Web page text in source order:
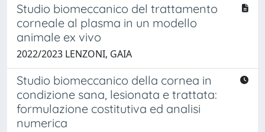
Studio biomeccanico del trattamento
corneale al plasma in un modello
animale ex vivo
2022/2023 LENZONI, GAIA
Studio biomeccanico della cornea in
condizione sana, lesionata e trattata:
formulazione costitutiva ed analisi
numerica